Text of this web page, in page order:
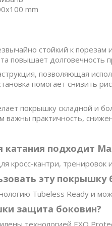
mm
стойкий к порезам
повышает долговечность
позволяющая
помогает снизить
покрышку складной и
важны практичность,
катания подходит
кросс-кантри, тренировок
эту покрышку
Tubeless Ready и
защита боковин?